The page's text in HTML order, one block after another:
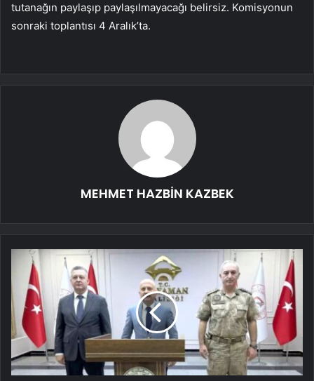
tutanağın paylaşıp paylaşılmayacağı belirsiz. Komisyonun
sonraki toplantısı 4 Aralık’ta.
MEHMET HAZBİN KAZBEK